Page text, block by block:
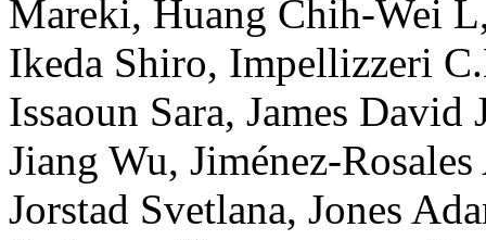
Mareki, Huang Chih-Wei L
Ikeda Shiro, Impellizzeri
Issaoun Sara, James David
Jiang Wu, Jiménez-Rosales
Jorstad Svetlana, Jones